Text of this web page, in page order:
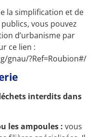
la simplification et de
vous pouvez
d’urbanisme par
ce lien :
gnau/?Ref=Roubion#/
interdits dans
les ampoules : vous